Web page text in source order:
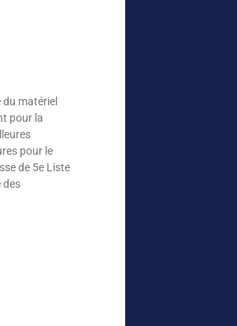
matériel
pour la
pour le
de 5e Liste
des